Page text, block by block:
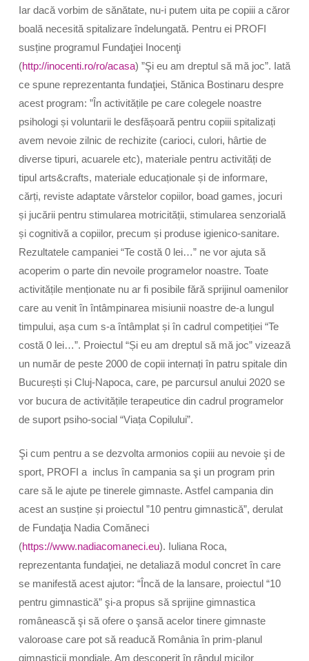
Iar dacă vorbim de sănătate, nu-i putem uita pe copiii a căror
boală necesită spitalizare îndelungată. Pentru ei PROFI
susține programul Fundaţiei Inocenţi
(http://inocenti.ro/ro/acasa) ”Şi eu am dreptul să mă joc”. Iată
ce spune reprezentanta fundaţiei, Stănica Bostinaru despre
acest program: ”În activitățile pe care colegele noastre
psihologi și voluntarii le desfășoară pentru copiii spitalizați
avem nevoie zilnic de rechizite (carioci, culori, hârtie de
diverse tipuri, acuarele etc), materiale pentru activități de
tipul arts&crafts, materiale educaționale și de informare,
cărți, reviste adaptate vârstelor copiilor, boad games, jocuri
și jucării pentru stimularea motricității, stimularea senzorială
și cognitivă a copiilor, precum și produse igienico-sanitare.
Rezultatele campaniei “Te costă 0 lei…” ne vor ajuta să
acoperim o parte din nevoile programelor noastre. Toate
activitățile menționate nu ar fi posibile fără sprijinul oamenilor
care au venit în întâmpinarea misiunii noastre de-a lungul
timpului, așa cum s-a întâmplat și în cadrul competiției “Te
costă 0 lei…”. Proiectul “Și eu am dreptul să mă joc” vizează
un număr de peste 2000 de copii internați în patru spitale din
București și Cluj-Napoca, care, pe parcursul anului 2020 se
vor bucura de activitățile terapeutice din cadrul programelor
de suport psiho-social “Viața Copilului”.
Şi cum pentru a se dezvolta armonios copiii au nevoie şi de
sport, PROFI a inclus în campania sa şi un program prin
care să le ajute pe tinerele gimnaste. Astfel campania din
acest an susține și proiectul ”10 pentru gimnastică”, derulat
de Fundaţia Nadia Comăneci
(https://www.nadiacomaneci.eu). Iuliana Roca,
reprezentanta fundaţiei, ne detaliază modul concret în care
se manifestă acest ajutor: “Încă de la lansare, proiectul “10
pentru gimnastică” şi-a propus să sprijine gimnastica
românească şi să ofere o şansă acelor tinere gimnaste
valoroase care pot să readucă România în prim-planul
gimnasticii mondiale. Am descoperit în rândul micilor